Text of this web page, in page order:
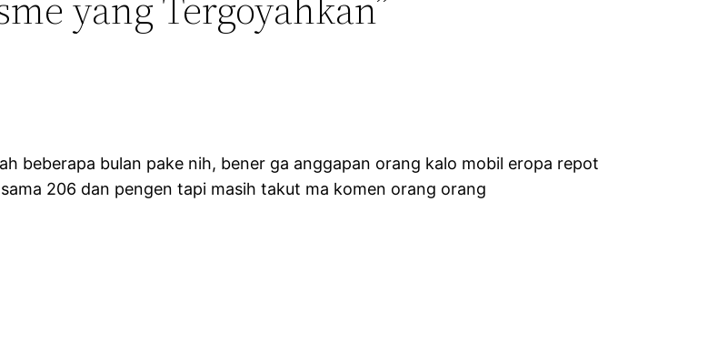
beberapa bulan pake nih, bener ga anggapan orang kalo mobil eropa repot
206 dan pengen tapi masih takut ma komen orang orang